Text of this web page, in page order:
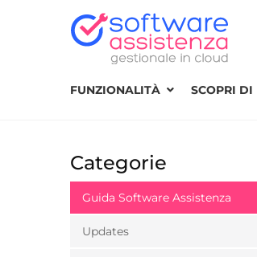
FUNZIONALITÀ SCOPRI DI
Categorie
Guida Software Assistenza
Updates